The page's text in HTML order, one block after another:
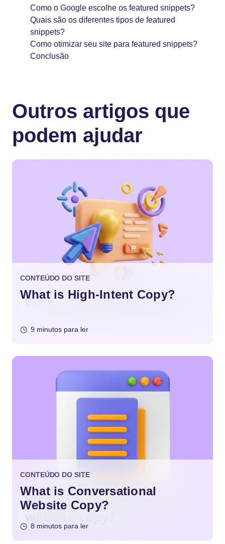
Como o Google escolhe os featured snippets?
Quais são os diferentes tipos de featured
snippets?
Como otimizar seu site para featured snippets?
Conclusão
Outros artigos que
podem ajudar
CONTEÚDO DO SITE
What is High-Intent Copy?
9 minutos para ler
CONTEÚDO DO SITE
What is Conversational
Website Copy?
8 minutos para ler